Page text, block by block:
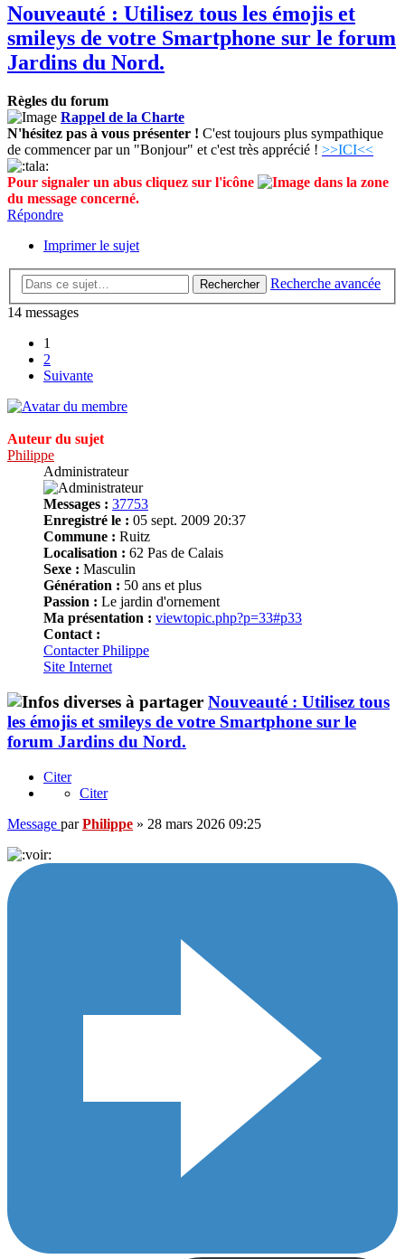
Nouveauté : Utilisez tous les émojis et
smileys de votre Smartphone sur le forum
Jardins du Nord.
Règles du forum
Rappel de la Charte
N'hésitez pas à vous présenter ! C'est toujours plus sympathique
de commencer par un "Bonjour" et c'est très apprécié ! >>ICI<<
Pour signaler un abus cliquez sur l'icône
dans la zone
du message concerné.
Répondre
Imprimer le sujet
Rechercher
Recherche avancée
14 messages
1
2
Suivante
Auteur du sujet
Philippe
Administrateur
Messages : 37753
Enregistré le : 05 sept. 2009 20:37
Commune : Ruitz
Localisation : 62 Pas de Calais
Sexe : Masculin
Génération : 50 ans et plus
Passion : Le jardin d'ornement
Ma présentation : viewtopic.php?p=33#p33
Contact :
Contacter Philippe
Site Internet
Nouveauté : Utilisez tous
les émojis et smileys de votre Smartphone sur le
forum Jardins du Nord.
Citer
Citer
Message parPhilippe » 28 mars 2026 09:25